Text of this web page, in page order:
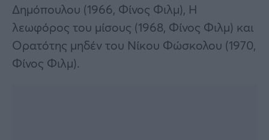
Δημόπουλου (1966, Φίνος Φιλμ), Η
λεωφόρος του μίσους (1968, Φίνος Φιλμ) και
Ορατότης μηδέν του Νίκου Φώσκολου (1970,
Φίνος Φιλμ).